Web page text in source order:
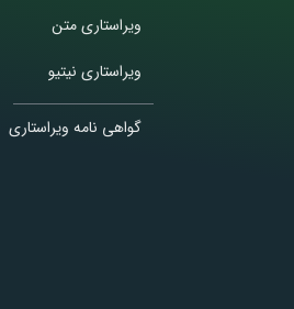
ویراستاری متن
ویراستاری نیتیو
گواهی نامه ویراستاری